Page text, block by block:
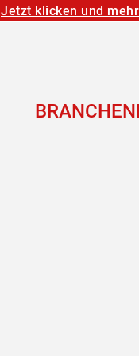
Jetzt klicken und
BRANCHEN